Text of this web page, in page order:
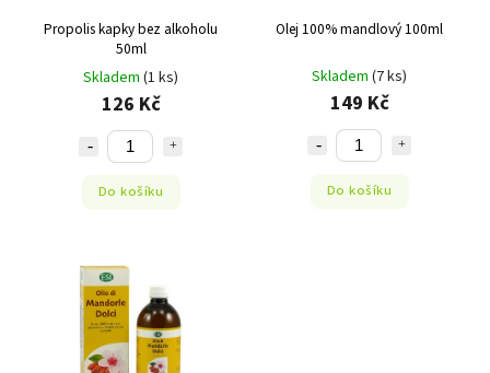
Propolis kapky bez alkoholu
50ml
Skladem (1 ks)
126 Kč
Do košíku
Olej 100% mandlový 100ml
Skladem (7 ks)
149 Kč
Do košíku